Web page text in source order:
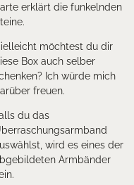
erklärt die funkelnden
möchtest du dir
Box auch selber
Ich würde mich
freuen.
du das
wird es eines der
Armbänder